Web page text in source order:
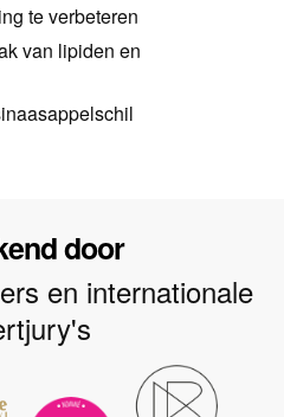
te verbeteren
van lipiden en
door
en internationale